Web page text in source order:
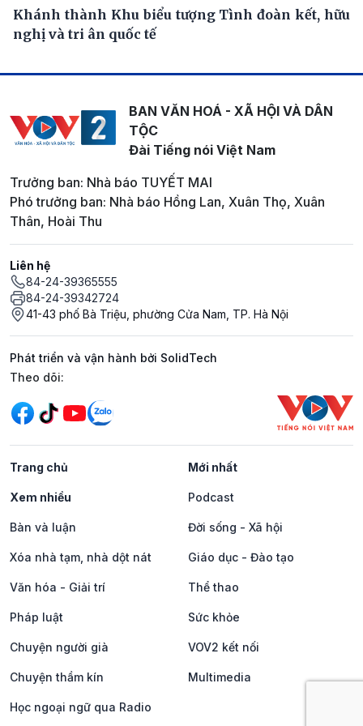
Khánh thành Khu biểu tượng Tình đoàn kết, hữu
nghị và tri ân quốc tế
BAN VĂN HOÁ - XÃ HỘI VÀ DÂN
TỘC
Đài Tiếng nói Việt Nam
Trưởng ban: Nhà báo TUYẾT MAI
Phó trưởng ban: Nhà báo Hồng Lan, Xuân Thọ, Xuân
Thân, Hoài Thu
Liên hệ
84-24-39365555
84-24-39342724
41-43 phố Bà Triệu, phường Cửa Nam, TP. Hà Nội
Phát triển và vận hành bởi SolidTech
Mạng xã hội
Theo dõi:
Trang chủ Mới nhất
Xem nhiều Podcast
Bàn và luận Đời sống - Xã hội
Xóa nhà tạm, nhà dột nát Giáo dục - Đào tạo
Văn hóa - Giải trí Thể thao
Pháp luật Sức khỏe
Chuyện người già VOV2 kết nối
Chuyện thầm kín Multimedia
Học ngoại ngữ qua Radio